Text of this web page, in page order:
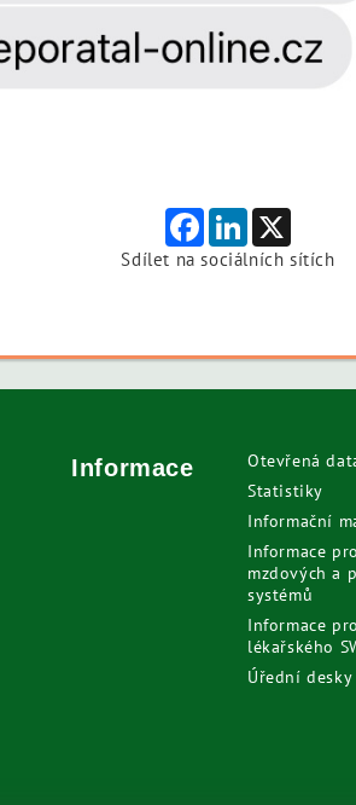
Facebook
LinkedIn
X
Sdílet na sociálních sítích
Informace
Otevřená
Statistiky
Informační
Informace
mzdových a
systémů
Informace
lékařského
Úřední desky